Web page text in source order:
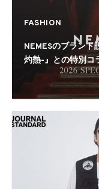
FASHION
NEMESのブランド
灼熱-』との特別コ